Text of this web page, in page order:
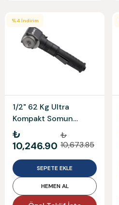
%4 İndirim
1/2" 62 Kg Ultra
Kompakt Somun
Sökme
₺
10,246.90
₺
10,673.85
SEPETE EKLE
HEMEN AL